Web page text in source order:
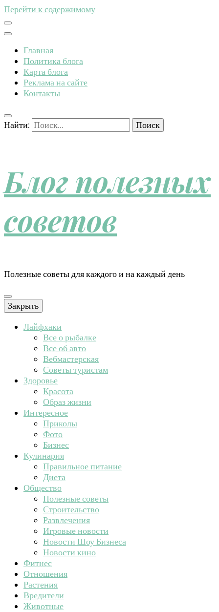
Перейти к содержимому
Главная
Политика блога
Карта блога
Реклама на сайте
Контакты
Найти:
Блог полезных
советов
Полезные советы для каждого и на каждый день
Закрыть
Лайфхаки
Все о рыбалке
Все об авто
Вебмастерская
Советы туристам
Здоровье
Красота
Образ жизни
Интересное
Приколы
Фото
Бизнес
Кулинария
Правильное питание
Диета
Общество
Полезные советы
Строительство
Развлечения
Игровые новости
Новости Шоу Бизнеса
Новости кино
Фитнес
Отношения
Растения
Вредители
Животные